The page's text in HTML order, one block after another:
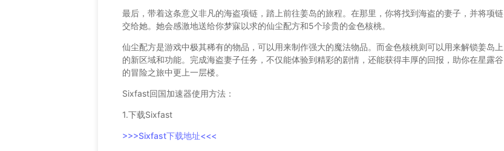
最后，带着这条意义非凡的海盗项链，踏上前往姜岛的旅程。在那里，你将找到海盗的妻子，并将项链
交给她。她会感激地送给你梦寐以求的仙尘配方和5个珍贵的金色核桃。
仙尘配方是游戏中极其稀有的物品，可以用来制作强大的魔法物品。而金色核桃则可以用来解锁姜岛上
的新区域和功能。完成海盗妻子任务，不仅能体验到精彩的剧情，还能获得丰厚的回报，助你在星露谷
的冒险之旅中更上一层楼。
Sixfast回国加速器使用方法：
1.下载Sixfast
>>>Sixfast下载地址<<<